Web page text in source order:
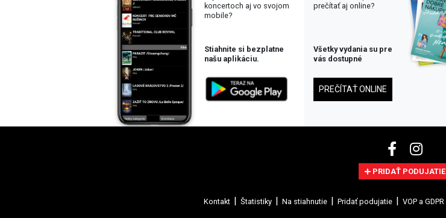
koncertoch aj vo svojom
mobile?
Stiahnite si bezplatne
našu aplikáciu.
prečítať aj online?
Všetky vydania su pre
vás dostupné
PREČÍTAŤ ONLINE
PRIDAŤ PODUJATIE
Kontakt Štatistiky Na stiahnutie Pridať podujatie VOP a GDPR